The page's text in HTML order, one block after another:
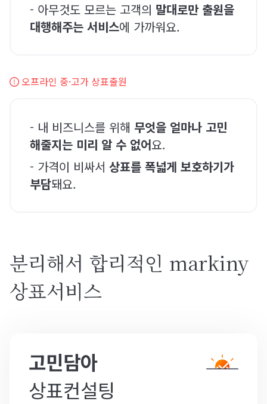
- 아무것도 모르는 고객의 말대로만 출원을
대행해주는 서비스에 가까워요.
오프라인 중·고가 상표출원
- 내 비즈니스를 위해 무엇을 얼마나 고민
해줄지는 미리 알 수 없어요.
- 가격이 비싸서 상표를 폭넓게 보호하기가
부담돼요.
분리해서 합리적인 markiny
상표서비스
고민담아
상표컨설팅